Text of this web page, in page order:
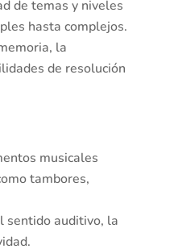
de temas y niveles
hasta complejos.
la
de resolución
musicales
tambores,
sentido auditivo, la